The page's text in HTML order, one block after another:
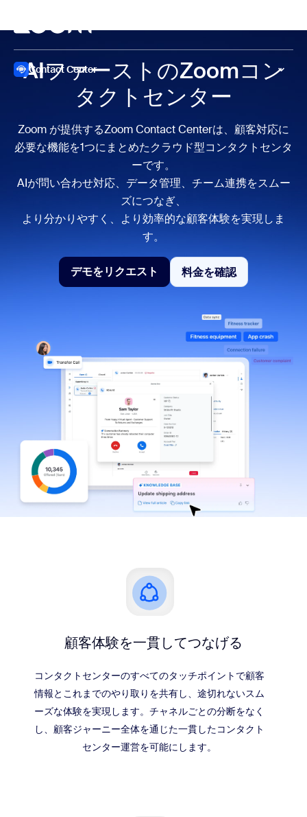
Contact Center
AIファーストのZoomコン
タクトセンター
Zoom が提供するZoom Contact Centerは、顧客対応に
必要な機能を1つにまとめたクラウド型コンタクトセンタ
ーです。
AIが問い合わせ対応、データ管理、チーム連携をスムー
ズにつなぎ、
より分かりやすく、より効率的な顧客体験を実現しま
す。
デモをリクエスト
デモをリクエスト
料金を確認
料金を確認
顧客体験を一貫してつなげる
コンタクトセンターのすべてのタッチポイントで顧客
情報とこれまでのやり取りを共有し、途切れないスム
ーズな体験を実現します。チャネルごとの分断をなく
し、顧客ジャーニー全体を通じた一貫したコンタクト
センター運営を可能にします。